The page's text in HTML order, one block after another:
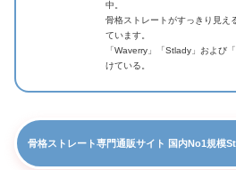
中。
骨格ストレートがすっきり見え
ています。
「Waverry」「Stlady」および
けている。
骨格ストレート専門通販サイト 国内No1規模